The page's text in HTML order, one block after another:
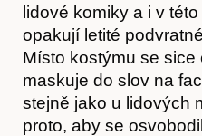
lidové komiky a i v
opakují letité
Místo kostýmu se
maskuje do slov na
stejně jako u lidových
proto, aby se